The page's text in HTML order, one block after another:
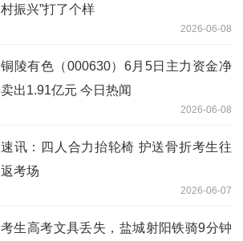
村振兴”打了个样
2026-06-08
铜陵有色（000630）6月5日主力资金净
卖出1.91亿元 今日热闻
2026-06-08
速讯：四人合力抬轮椅 护送骨折考生往
返考场
2026-06-07
考生高考文具丢失，盐城射阳铁骑9分钟